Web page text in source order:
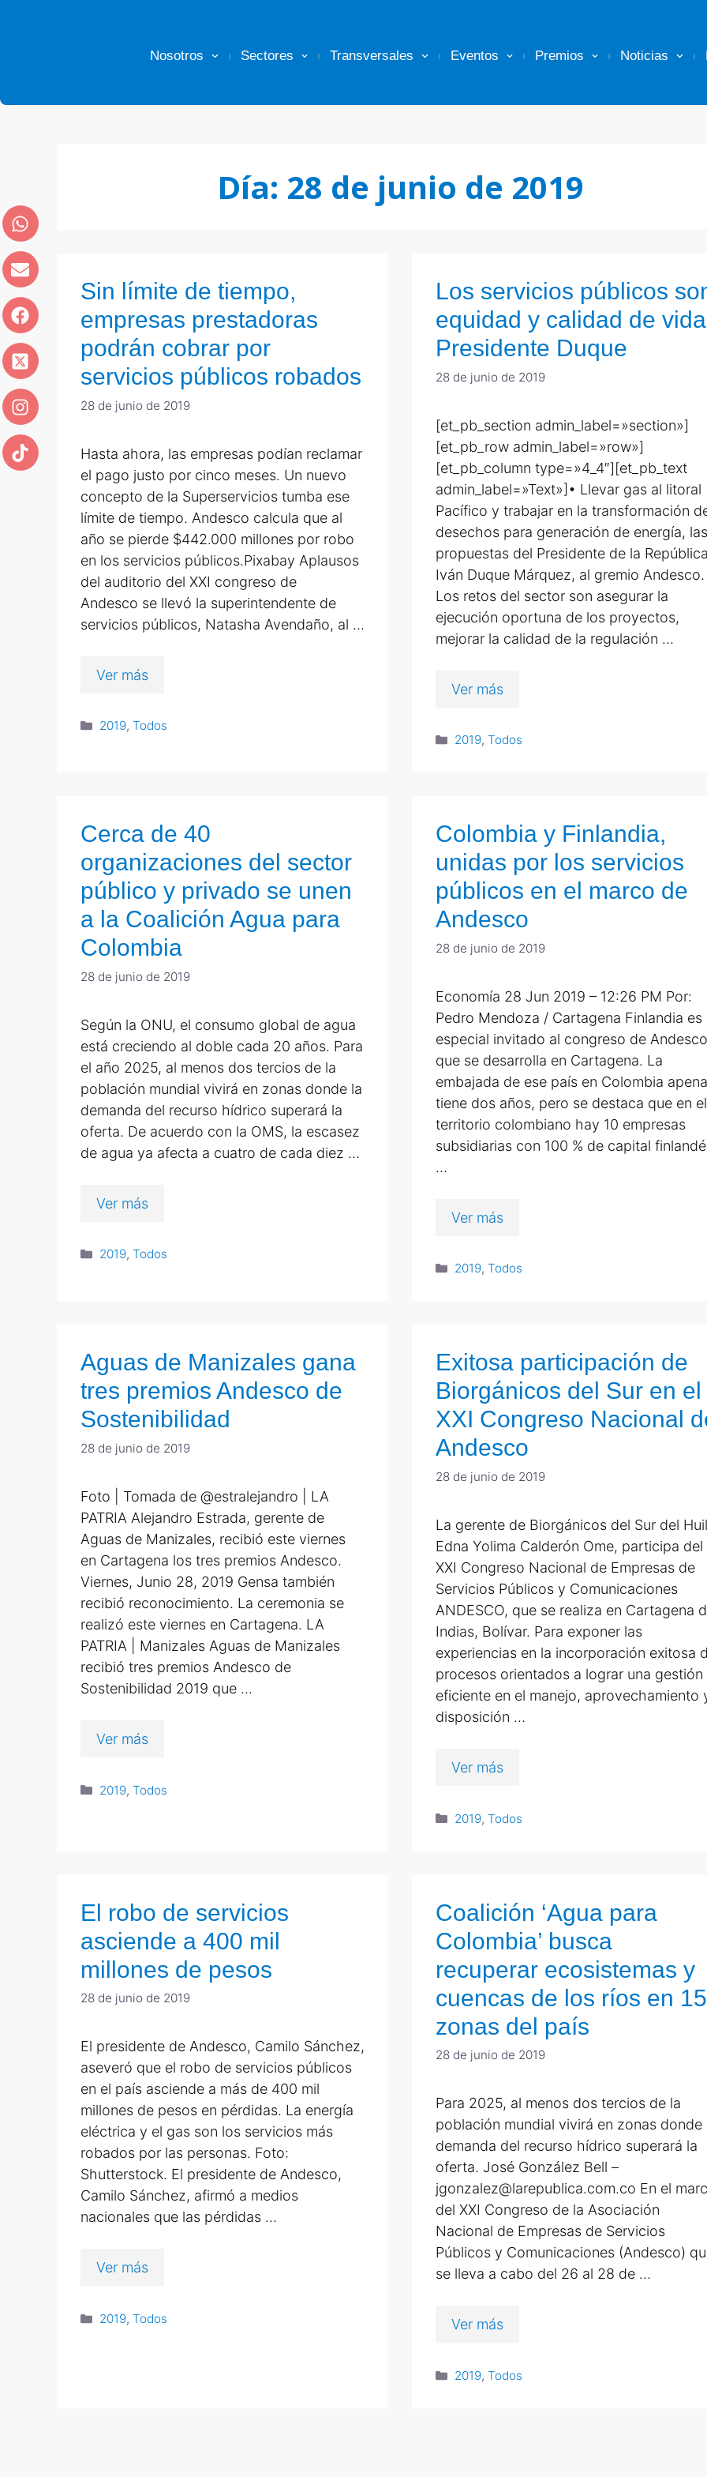
Nosotros Sectores Transversales Eventos Premios Noticias
Día: 28 de junio de 2019
Sin límite de tiempo,
empresas prestadoras
podrán cobrar por
servicios públicos robados
28 de junio de 2019
Hasta ahora, las empresas podían reclamar
el pago justo por cinco meses. Un nuevo
concepto de la Superservicios tumba ese
límite de tiempo. Andesco calcula que al
año se pierde $442.000 millones por robo
en los servicios públicos.Pixabay Aplausos
del auditorio del XXI congreso de
Andesco se llevó la superintendente de
servicios públicos, Natasha Avendaño, al …
Ver más
2019,Todos
Los servicios públicos
equidad y calidad de
Presidente Duque
28 de junio de 2019
[et_pb_section admin_label=»section»]
[et_pb_row admin_label=»row»]
[et_pb_column type=»4_4″][et_pb_text
admin_label=»Text»]• Llevar gas al litoral
Pacífico y trabajar en la transformación
desechos para generación de energía, las
propuestas del Presidente de la
Iván Duque Márquez, al gremio
Los retos del sector son asegurar la
ejecución oportuna de los proyectos,
mejorar la calidad de la regulación …
Ver más
2019,Todos
Cerca de 40
organizaciones del sector
público y privado se unen
a la Coalición Agua para
Colombia
28 de junio de 2019
Según la ONU, el consumo global de agua
está creciendo al doble cada 20 años. Para
el año 2025, al menos dos tercios de la
población mundial vivirá en zonas donde la
demanda del recurso hídrico superará la
oferta. De acuerdo con la OMS, la escasez
de agua ya afecta a cuatro de cada diez …
Ver más
2019,Todos
Colombia y Finlandia,
unidas por los servicios
públicos en el marco de
Andesco
28 de junio de 2019
Economía 28 Jun 2019 – 12:26 PM Por:
Pedro Mendoza / Cartagena Finlandia es
especial invitado al congreso de
que se desarrolla en Cartagena. La
embajada de ese país en Colombia
tiene dos años, pero se destaca que en el
territorio colombiano hay 10 empresas
subsidiarias con 100 % de capital
…
Ver más
2019,Todos
Aguas de Manizales gana
tres premios Andesco de
Sostenibilidad
28 de junio de 2019
Foto | Tomada de @estralejandro | LA
PATRIA Alejandro Estrada, gerente de
Aguas de Manizales, recibió este viernes
en Cartagena los tres premios Andesco.
Viernes, Junio 28, 2019 Gensa también
recibió reconocimiento. La ceremonia se
realizó este viernes en Cartagena. LA
PATRIA | Manizales Aguas de Manizales
recibió tres premios Andesco de
Sostenibilidad 2019 que …
Ver más
2019,Todos
Exitosa participación de
Biorgánicos del Sur en el
XXI Congreso Nacional
Andesco
28 de junio de 2019
La gerente de Biorgánicos del Sur del
Edna Yolima Calderón Ome, participa del
XXI Congreso Nacional de Empresas de
Servicios Públicos y Comunicaciones
ANDESCO, que se realiza en Cartagena
Indias, Bolívar. Para exponer las
experiencias en la incorporación exitosa
procesos orientados a lograr una gestión
eficiente en el manejo, aprovechamiento
disposición …
Ver más
2019,Todos
El robo de servicios
asciende a 400 mil
millones de pesos
28 de junio de 2019
El presidente de Andesco, Camilo Sánchez,
aseveró que el robo de servicios públicos
en el país asciende a más de 400 mil
millones de pesos en pérdidas. La energía
eléctrica y el gas son los servicios más
robados por las personas. Foto:
Shutterstock. El presidente de Andesco,
Camilo Sánchez, afirmó a medios
nacionales que las pérdidas …
Ver más
2019,Todos
Coalición ‘Agua para
Colombia’ busca
recuperar ecosistemas y
cuencas de los ríos en 15
zonas del país
28 de junio de 2019
Para 2025, al menos dos tercios de la
población mundial vivirá en zonas donde
demanda del recurso hídrico superará la
oferta. José González Bell –
jgonzalez@larepublica.com.co En el
del XXI Congreso de la Asociación
Nacional de Empresas de Servicios
Públicos y Comunicaciones (Andesco)
se lleva a cabo del 26 al 28 de …
Ver más
2019,Todos